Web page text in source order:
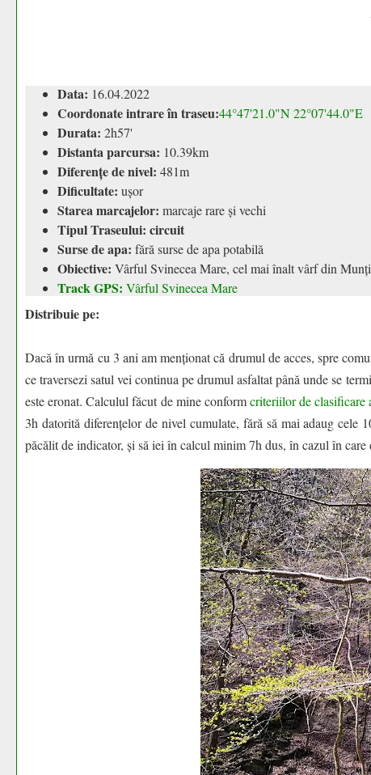
Data: 16.04.2022
Coordonate intrare în traseu:44°47'21.0"N 22°07'44.0"E
Durata: 2h57'
Distanta parcursa: 10.39km
Diferențe de nivel: 481m
Dificultate: ușor
Starea marcajelor: marcaje rare și vechi
Tipul Traseului: circuit
Surse de apa: fără surse de apa potabilă
Obiective: Vârful Svinecea Mare, cel mai înalt vârf din
Track GPS: Vârful Svinecea Mare
Distribuie pe:
Dacă în urmă cu 3 ani am menționat că drumul de acces, spre
ce traversezi satul vei continua pe drumul asfaltat până unde se
este eronat. Calculul făcut de mine conformcriteriilor de clasificare
3h datorită diferențelor de nivel cumulate, fără să mai adaug
păcălit de indicator, și să iei în calcul minim 7h dus, în cazul în care